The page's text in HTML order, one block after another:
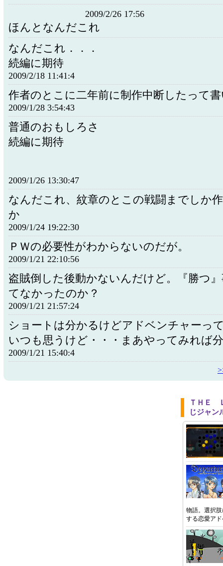
2009/2/26 17:56
ほんとなんだこれ
なんだこれ．．．
続編に期待
2009/2/18 11:41:4
作者のとこに二年前に制作中断したって
2009/1/28 3:54:43
普通のおもしろさ
続編に期待
2009/1/26 13:30:47
なんだこれ、紋章のとこの戦闘までしか
か
2009/1/24 19:22:30
ＰＷの必要性がわからないのだが。
2009/1/21 22:10:56
盗賊倒した後動かないんだけど。『勝つ
てなかったのか？
2009/1/21 21:57:24
ショートは分かるけどアドベンチャーっ
いつも思うけど・・・まあやってみれば
2009/1/21 15:40:4
ＴＨＥ
じジャン
物語。選択
する恋愛ア